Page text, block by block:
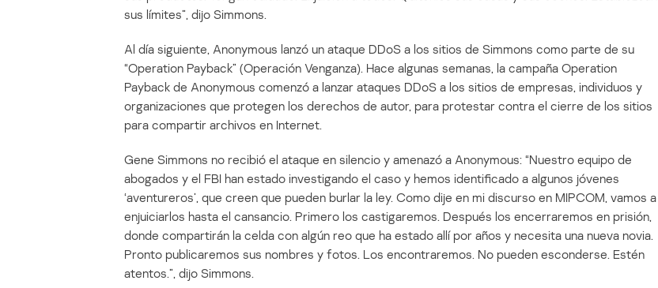
sus límites”, dijo Simmons.
Al día siguiente, Anonymous lanzó un ataque DDoS a los sitios de Simmons como parte de su
“Operation Payback” (Operación Venganza). Hace algunas semanas, la campaña Operation
Payback de Anonymous comenzó a lanzar ataques DDoS a los sitios de empresas, individuos y
organizaciones que protegen los derechos de autor, para protestar contra el cierre de los sitios
para compartir archivos en Internet.
Gene Simmons no recibió el ataque en silencio y amenazó a Anonymous: “Nuestro equipo de
abogados y el FBI han estado investigando el caso y hemos identificado a algunos jóvenes
‘aventureros’, que creen que pueden burlar la ley. Como dije en mi discurso en MIPCOM, vamos a
enjuiciarlos hasta el cansancio. Primero los castigaremos. Después los encerraremos en prisión,
donde compartirán la celda con algún reo que ha estado allí por años y necesita una nueva novia.
Pronto publicaremos sus nombres y fotos. Los encontraremos. No pueden esconderse. Estén
atentos.”, dijo Simmons.